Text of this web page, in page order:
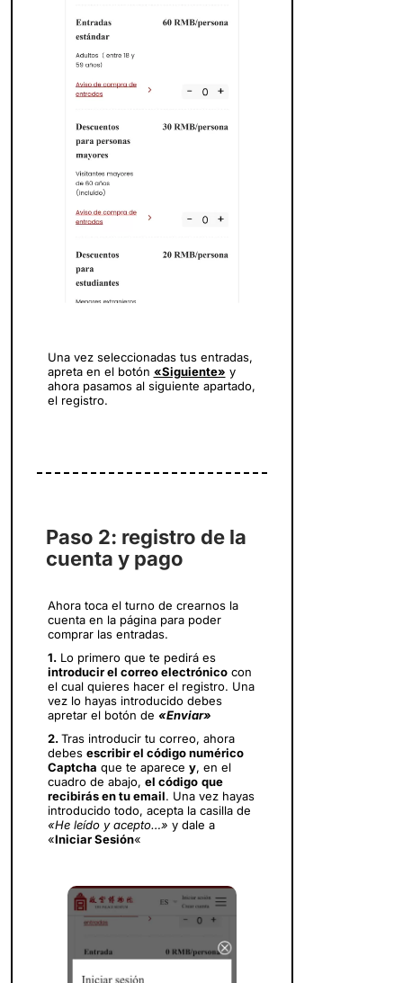
Una vez seleccionadas tus entradas,
apreta en el botón «Siguiente» y
ahora pasamos al siguiente apartado,
el registro.
Paso 2: registro de la
cuenta y pago
Ahora toca el turno de crearnos la
cuenta en la página para poder
comprar las entradas.
1.Lo primero que te pedirá es
introducir el correo electrónicocon
el cual quieres hacer el registro. Una
vez lo hayas introducido debes
apretar el botón de «Enviar»
2.Tras introducir tu correo, ahora
debes escribir el código numérico
Captcha que te aparece y, en el
cuadro de abajo, el código que
recibirás en tu email. Una vez hayas
introducido todo, acepta la casilla de
«He leído y acepto…» y dale a
«Iniciar Sesión«